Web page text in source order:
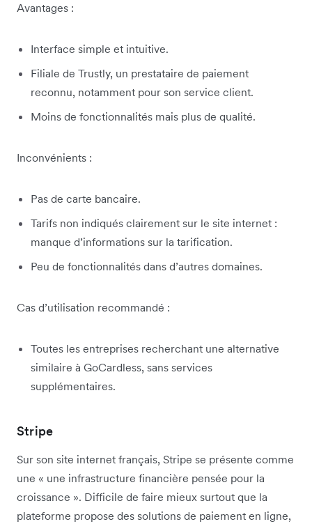
Avantages :
Interface simple et intuitive.
Filiale de Trustly, un prestataire de paiement
reconnu, notamment pour son service client.
Moins de fonctionnalités mais plus de qualité.
Inconvénients :
Pas de carte bancaire.
Tarifs non indiqués clairement sur le site internet :
manque d’informations sur la tarification.
Peu de fonctionnalités dans d’autres domaines.
Cas d’utilisation recommandé :
Toutes les entreprises recherchant une alternative
similaire à GoCardless, sans services
supplémentaires.
Stripe
Sur son site internet français, Stripe se présente comme
une « une infrastructure financière pensée pour la
croissance ». Difficile de faire mieux surtout que la
plateforme propose des solutions de paiement en ligne,